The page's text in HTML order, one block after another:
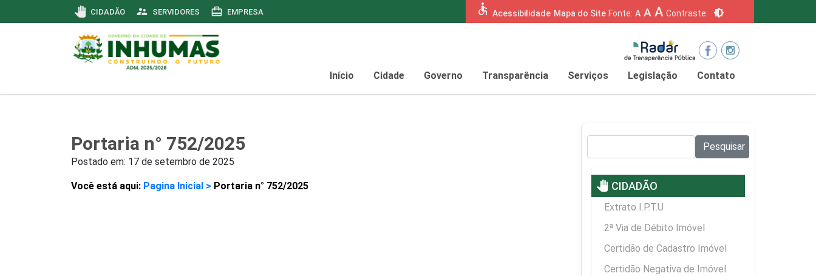
pan_tool CIDADÃO supervisor_account SERVIDORES card_travel EMPRESA accessible Acessibilidade Mapa do Site Fonte: A A A Contraste: brightness_6
Início Cidade Governo Transparência Serviços Legislação Contato
Portaria n° 752/2025
Postado em: 17 de setembro de 2025
Você está aqui: Pagina Inicial > Portaria n° 752/2025
Pesquisar
pan_tool CIDADÃO
Extrato I.P.T.U
2ª Via de Débito Imóvel
Certidão de Cadastro Imóvel
Certidão Negativa de Imóvel